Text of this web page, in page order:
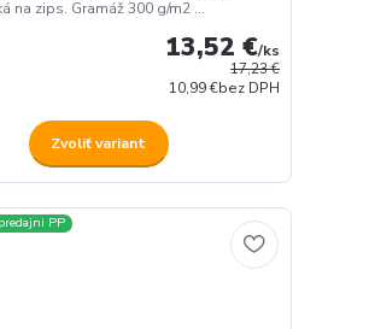
na zips. Gramáž 300 g/m2 ...
17,23 €
13,52 €/ks
10,99 €bez DPH
Zvoliť variant
PP